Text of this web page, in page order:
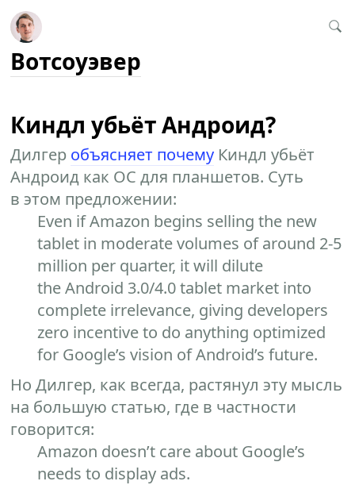
Вотсоуэвер
Киндл убьёт Андроид?
Дилгер объясняет почему Киндл убьёт
Андроид как ОС для планшетов. Суть
в этом предложении:
Even if Amazon begins selling the new
tablet in moderate volumes of around 2-5
million per quarter, it will dilute
the Android 3.0/4.0 tablet market into
complete irrelevance, giving developers
zero incentive to do anything optimized
for Google’s vision of Android’s future.
Но Дилгер, как всегда, растянул эту мысль
на большую статью, где в частности
говорится:
Amazon doesn’t care about Google’s
needs to display ads.